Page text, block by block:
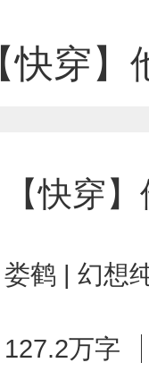
快穿
【快穿
娄鹤 | 幻想
127.2万字